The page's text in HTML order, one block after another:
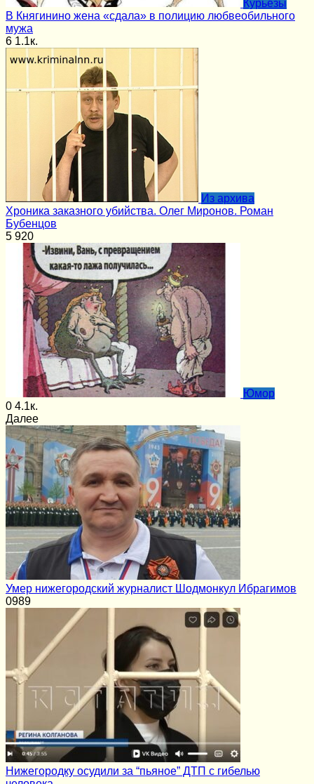
Курьёзы
В Княгинино жена «сдала» в полицию любвеобильного
мужа
6 1.1к.
Из архива
Хроника заказного убийства. Олег Миронов. Роман
Бубенцов
5 920
Юмор
0 4.1к.
Далее
Умер нижегородский журналист Шодмонкул Ибрагимов
0989
Нижегородку осудили за “пьяное” ДТП с гибелью